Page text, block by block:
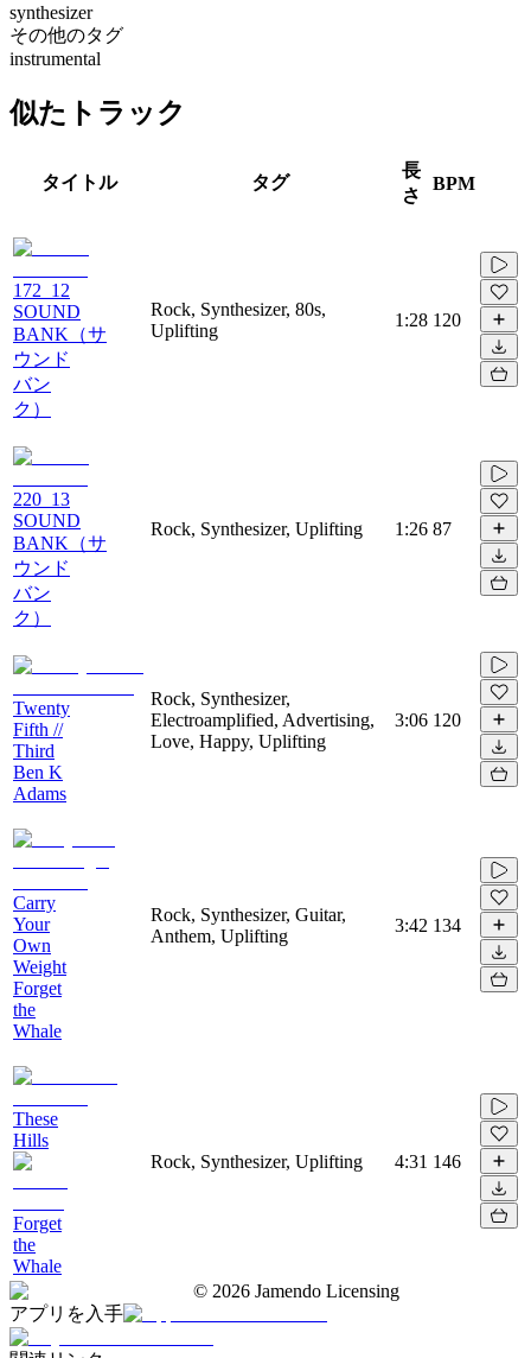
synthesizer
その他のタグ
instrumental
似たトラック
タイトル タグ
長
さ
BPM
172_12
SOUND
BANK（サ
ウンド
バン
ク）
Rock, Synthesizer, 80s,
Uplifting
1:28 120
220_13
SOUND
BANK（サ
ウンド
バン
ク）
Rock, Synthesizer, Uplifting 1:26 87
Twenty
Fifth //
Third
Ben K
Adams
Rock, Synthesizer,
Electroamplified, Advertising,
Love, Happy, Uplifting
3:06 120
Carry
Your
Own
Weight
Forget
the
Whale
Rock, Synthesizer, Guitar,
Anthem, Uplifting
3:42 134
These
Hills
Forget
the
Whale
Rock, Synthesizer, Uplifting 4:31 146
© 2026 Jamendo Licensing
アプリを入手